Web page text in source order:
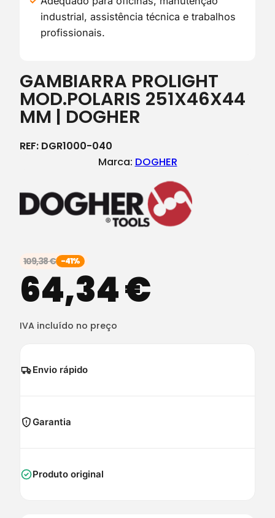
industrial, assistência técnica e trabalhos
profissionais.
GAMBIARRA PROLIGHT
MOD.POLARIS 251X46X44
MM | DOGHER
REF: DGR1000-040
Marca: DOGHER
109,38€ -41%
64,34€
IVA incluído no preço
Envio rápido
Garantia
Produto original